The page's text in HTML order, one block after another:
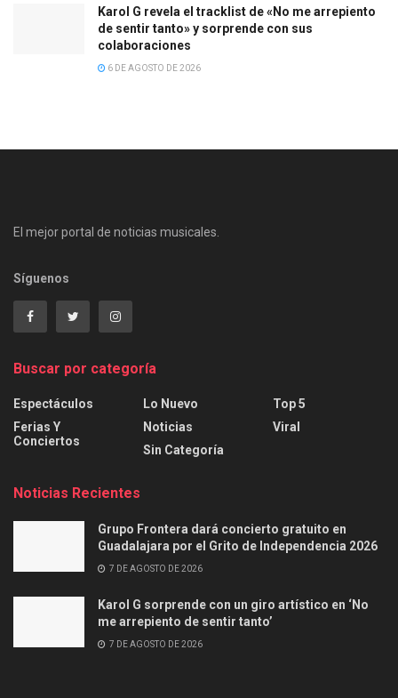
Karol G revela el tracklist de «No me arrepiento
de sentir tanto» y sorprende con sus
colaboraciones
6 DE AGOSTO DE 2026
El mejor portal de noticias musicales.
Síguenos
Buscar por categoría
Espectáculos
Ferias Y
Conciertos
Lo Nuevo
Noticias
Sin Categoría
Top 5
Viral
Noticias Recientes
Grupo Frontera dará concierto gratuito en
Guadalajara por el Grito de Independencia 2026
7 DE AGOSTO DE 2026
Karol G sorprende con un giro artístico en ‘No
me arrepiento de sentir tanto’
7 DE AGOSTO DE 2026